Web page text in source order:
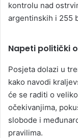
kontrolu nad
argentinskih i 255
Napeti politički
Posjeta dolazi u
kako navodi
će se raditi o
očekivanjima,
slobode i
pravilima.